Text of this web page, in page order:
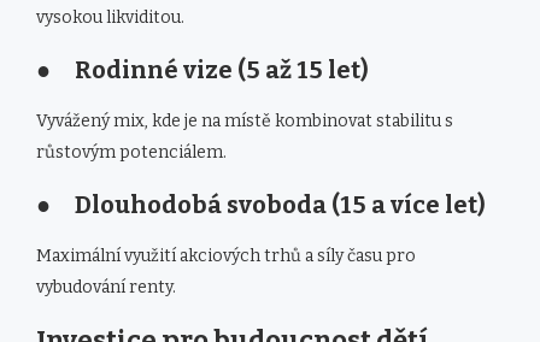
vysokou likviditou.
● Rodinné vize (5 až 15 let)
Vyvážený mix, kde je na místě kombinovat stabilitu s
růstovým potenciálem.
● Dlouhodobá svoboda (15 a více let)
Maximální využití akciových trhů a síly času pro
vybudování renty.